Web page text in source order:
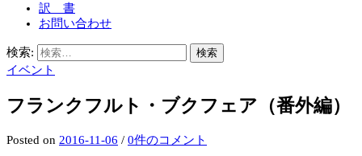
訳 書
お問い合わせ
検索:
イベント
フランクフルト・ブクフェア（番外編）
Posted on 2016-11-06 / 0件のコメント